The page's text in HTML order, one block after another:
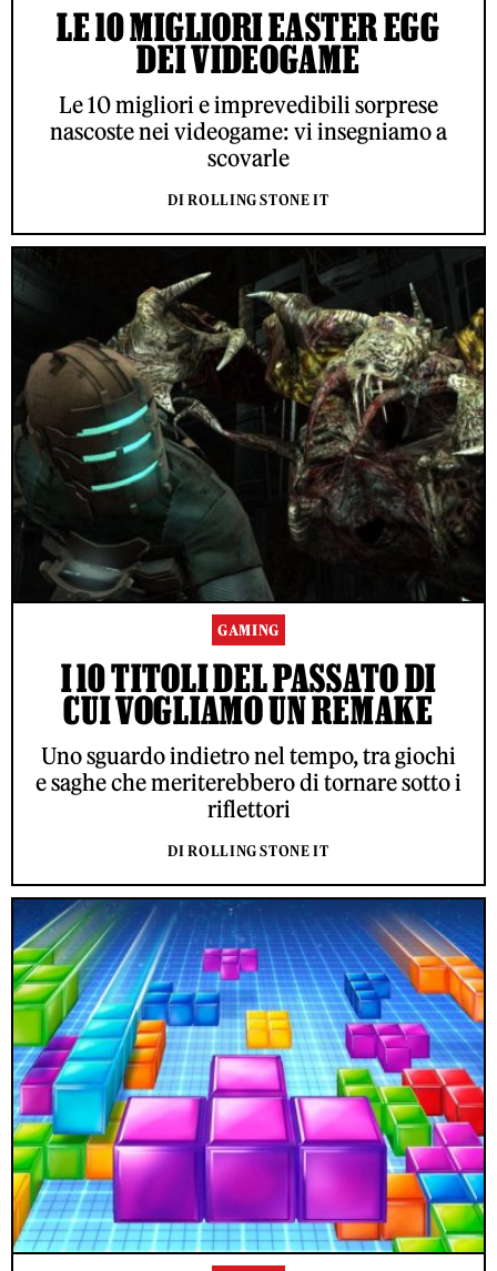
LE 10 MIGLIORI EASTER EGG
DEI VIDEOGAME
Le 10 migliori e imprevedibili sorprese
nascoste nei videogame: vi insegniamo a
scovarle
DI ROLLING STONE IT
GAMING
I 10 TITOLI DEL PASSATO DI
CUI VOGLIAMO UN REMAKE
Uno sguardo indietro nel tempo, tra giochi
e saghe che meriterebbero di tornare sotto i
riflettori
DI ROLLING STONE IT